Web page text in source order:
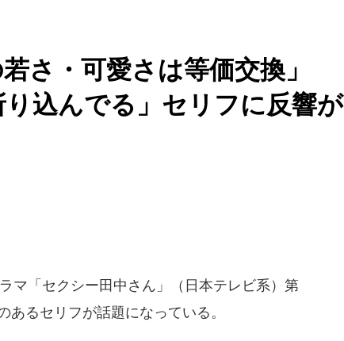
若さ・可愛さは等価交換」
り込んでる」セリフに反響が
マ「セクシー田中さん」（日本テレビ系）第
るセリフが話題になっている。